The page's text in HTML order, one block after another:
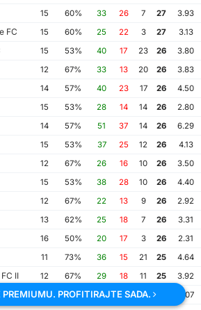
15 60% 33 26 7 27
3.93
FC 15 60% 25 22 3 27
3.13
15 53% 40 17 23 26
3.80
12 67% 33 13 20 26
3.83
14 57% 40 23 17 26
4.50
15 53% 28 14 14 26
2.80
14 57% 51 37 14 26
6.29
15 53% 37 25 12 26
4.13
12 67% 26 16 10 26
3.50
15 53% 38 28 10 26
4.40
12 67% 22 13 9 26
2.92
13 62% 25 18 7 26
3.31
16 50% 20 17 3 26
2.31
11 73% 36 15 21 25
4.64
II 12 67% 29 18 11 25
3.92
15 53% 36 25 11
4.07
PREMIUMU. PROFITIRAJTE SADA.